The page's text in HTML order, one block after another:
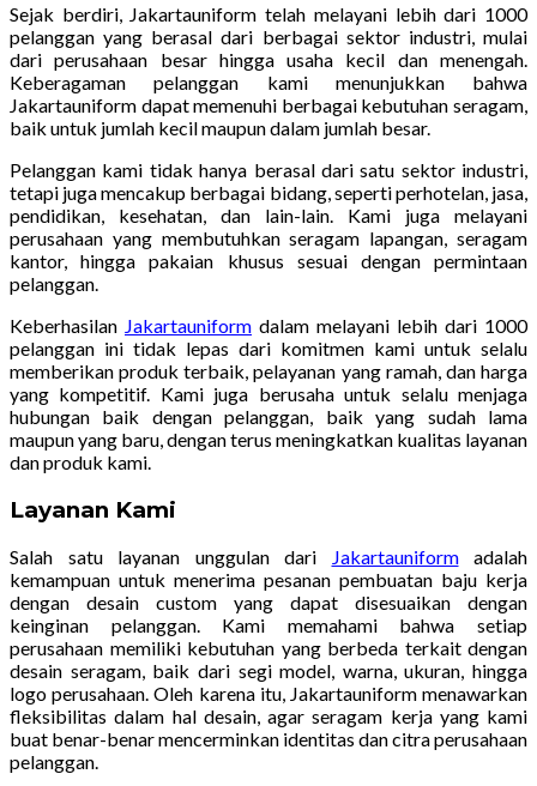
Sejak berdiri, Jakartauniform telah melayani lebih dari 1000
pelanggan yang berasal dari berbagai sektor industri, mulai
dari perusahaan besar hingga usaha kecil dan menengah.
Keberagaman pelanggan kami menunjukkan bahwa
Jakartauniform dapat memenuhi berbagai kebutuhan seragam,
baik untuk jumlah kecil maupun dalam jumlah besar.
Pelanggan kami tidak hanya berasal dari satu sektor industri,
tetapi juga mencakup berbagai bidang, seperti perhotelan, jasa,
pendidikan, kesehatan, dan lain-lain. Kami juga melayani
perusahaan yang membutuhkan seragam lapangan, seragam
kantor, hingga pakaian khusus sesuai dengan permintaan
pelanggan.
Keberhasilan Jakartauniform dalam melayani lebih dari 1000
pelanggan ini tidak lepas dari komitmen kami untuk selalu
memberikan produk terbaik, pelayanan yang ramah, dan harga
yang kompetitif. Kami juga berusaha untuk selalu menjaga
hubungan baik dengan pelanggan, baik yang sudah lama
maupun yang baru, dengan terus meningkatkan kualitas layanan
dan produk kami.
Layanan Kami
Salah satu layanan unggulan dari Jakartauniform
adalah
kemampuan untuk menerima pesanan pembuatan baju kerja
dengan desain custom yang dapat disesuaikan dengan
keinginan pelanggan. Kami memahami bahwa setiap
perusahaan memiliki kebutuhan yang berbeda terkait dengan
desain seragam, baik dari segi model, warna, ukuran, hingga
logo perusahaan. Oleh karena itu, Jakartauniform menawarkan
fleksibilitas dalam hal desain, agar seragam kerja yang kami
buat benar-benar mencerminkan identitas dan citra perusahaan
pelanggan.